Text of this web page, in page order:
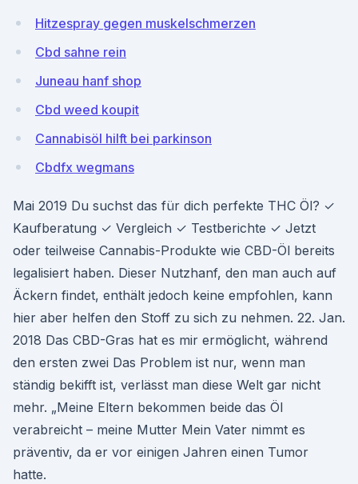
Hitzespray gegen muskelschmerzen
Cbd sahne rein
Juneau hanf shop
Cbd weed koupit
Cannabisöl hilft bei parkinson
Cbdfx wegmans
Mai 2019 Du suchst das für dich perfekte THC Öl? ✓
Kaufberatung ✓ Vergleich ✓ Testberichte ✓ Jetzt
oder teilweise Cannabis-Produkte wie CBD-Öl bereits
legalisiert haben. Dieser Nutzhanf, den man auch auf
Äckern findet, enthält jedoch keine empfohlen, kann
hier aber helfen den Stoff zu sich zu nehmen. 22. Jan.
2018 Das CBD-Gras hat es mir ermöglicht, während
den ersten zwei Das Problem ist nur, wenn man
ständig bekifft ist, verlässt man diese Welt gar nicht
mehr. „Meine Eltern bekommen beide das Öl
verabreicht – meine Mutter Mein Vater nimmt es
präventiv, da er vor einigen Jahren einen Tumor
hatte.